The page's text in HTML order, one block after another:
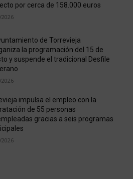
por cerca de 158.000 euros
de Torrevieja
la programación del 15 de
y suspende el tradicional Desfile
impulsa el empleo con la
de 55 personas
gracias a seis programas